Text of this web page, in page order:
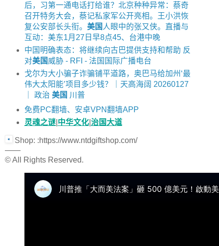
后，习第一通电话打给谁？北京种种异常：蔡奇
召开特务大会，蔡记私家军公开亮相。王小洪恢
复公安部长头衔。 美国 人眼中的张又侠。直播与
互动：美东1月27日早8点45、台港中晚
中国明确表态：将继续向古巴提供支持和帮助 反
对美国 威胁 - RFI - 法国国际广播电台
戈尔为大小骗子诈骗铺平道路，奥巴马给加州‘最
伟大太阳能’项目多少钱？｜天高海阔 20260127
｜ 政治 美国 川普
免费PC翻墙、安卓VPN翻墙APP
灵魂之谜| 中华文化| 治国大道
Shop: :https://www.ntdgiftshop.com/
——
© All Rights Reserved.